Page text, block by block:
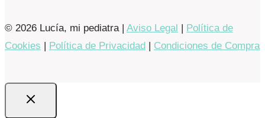
© 2026 Lucía, mi pediatra | Aviso Legal | Política de
Cookies | Política de Privacidad | Condiciones de Compra